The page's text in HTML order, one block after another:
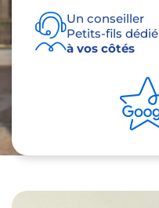
Un conseiller
Petits-fils dédié
à vos côtés